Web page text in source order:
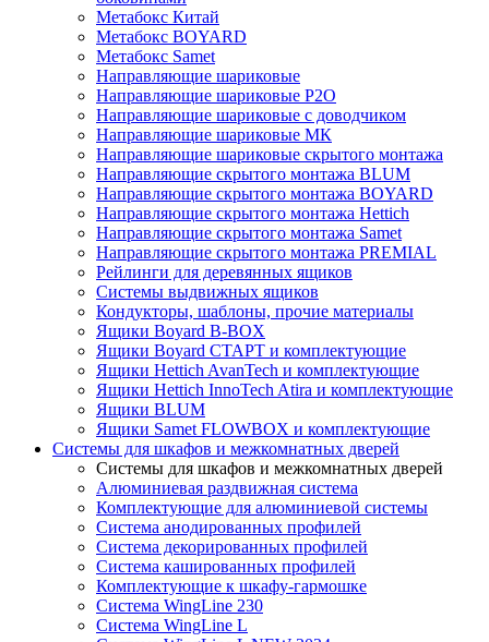
Метабокс Китай
Метабокс BOYARD
Метабокс Samet
Направляющие шариковые
Направляющие шариковые P2O
Направляющие шариковые с доводчиком
Направляющие шариковые МК
Направляющие шариковые скрытого монтажа
Направляющие скрытого монтажа BLUM
Направляющие скрытого монтажа BOYARD
Направляющие скрытого монтажа Hettich
Направляющие скрытого монтажа Samet
Направляющие скрытого монтажа PREMIAL
Рейлинги для деревянных ящиков
Системы выдвижных ящиков
Кондукторы, шаблоны, прочие материалы
Ящики Boyard B-BOX
Ящики Boyard СТАРТ и комплектующие
Ящики Hettich AvanTech и комплектующие
Ящики Hettich InnoTech Atira и комплектующие
Ящики BLUM
Ящики Samet FLOWBOX и комплектующие
Системы для шкафов и межкомнатных дверей
Системы для шкафов и межкомнатных дверей
Алюминиевая раздвижная система
Комплектующие для алюминиевой системы
Система анодированных профилей
Система декорированных профилей
Система кашированных профилей
Комплектующие к шкафу-гармошке
Система WingLine 230
Система WingLine L